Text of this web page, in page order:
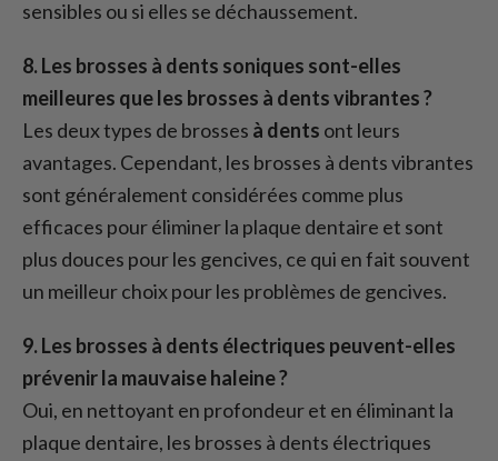
sensibles ou si elles se déchaussement.
8. Les brosses à dents soniques sont-elles
meilleures que les brosses à dents vibrantes ?
Les deux types de brosses à dents ont leurs
avantages. Cependant, les brosses à dents vibrantes
sont généralement considérées comme plus
efficaces pour éliminer la plaque dentaire et sont
plus douces pour les gencives, ce qui en fait souvent
un meilleur choix pour les problèmes de gencives.
9. Les brosses à dents électriques peuvent-elles
prévenir la mauvaise haleine ?
Oui, en nettoyant en profondeur et en éliminant la
plaque dentaire, les brosses à dents électriques